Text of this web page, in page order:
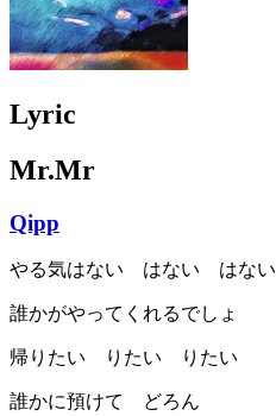
Lyric
Mr.Mr
Qipp
やる気はない はない はない
誰かがやってくれるでしょ
帰りたい りたい りたい
誰かに預けて どろん